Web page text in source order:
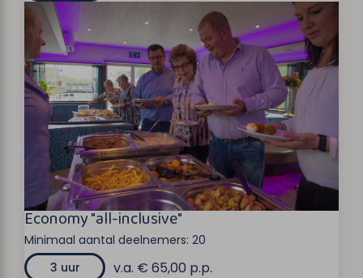
Economy "all-inclusive"
Minimaal aantal deelnemers: 20
3 uur
v.a. € 65,00 p.p.